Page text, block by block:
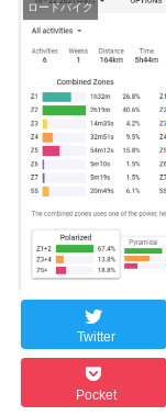
ロードバイク
Twitter
Pocket